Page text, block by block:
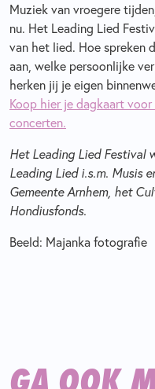
Muziek van vroegere
nu. Het Leading Lied
van het lied. Hoe spreken
aan, welke persoonlijke
herken jij je eigen
Koop hier je dagkaart
concerten.
Het Leading Lied Festival
Leading Lied i.s.m. Musis
Gemeente Arnhem, het
Hondiusfonds.
Beeld: Majanka fotografie